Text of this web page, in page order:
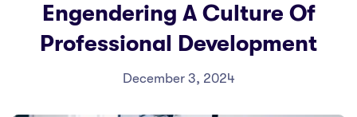
Engendering A Culture Of
Professional Development
December 3, 2024